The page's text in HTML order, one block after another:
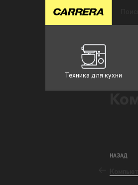
Техника для кухни
НАЗАД